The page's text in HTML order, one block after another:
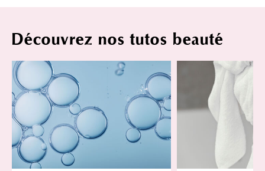
Découvrez nos tutos beauté